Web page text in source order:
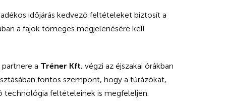
időjárás kedvező feltételeket biztosít a
a fajok tömeges megjelenésére kell
a Tréner Kft. végzi az éjszakai órákban
fontos szempont, hogy a túrázókat,
technológia feltételeinek is megfeleljen.